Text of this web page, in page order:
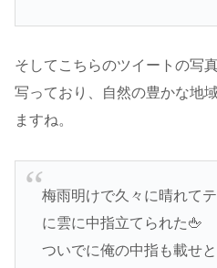
そしてこちらのツイートの写
写っており、自然の豊かな地
ますね。
梅雨明けで久々に晴れて
に雲に中指立てられた🖕
ついでに俺の中指も載せと